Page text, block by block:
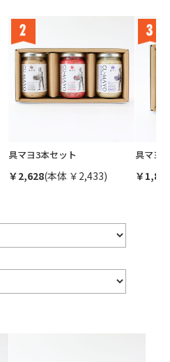
具マヨ3本セット
￥2,628(本体 ￥2,433)
具マヨ
￥